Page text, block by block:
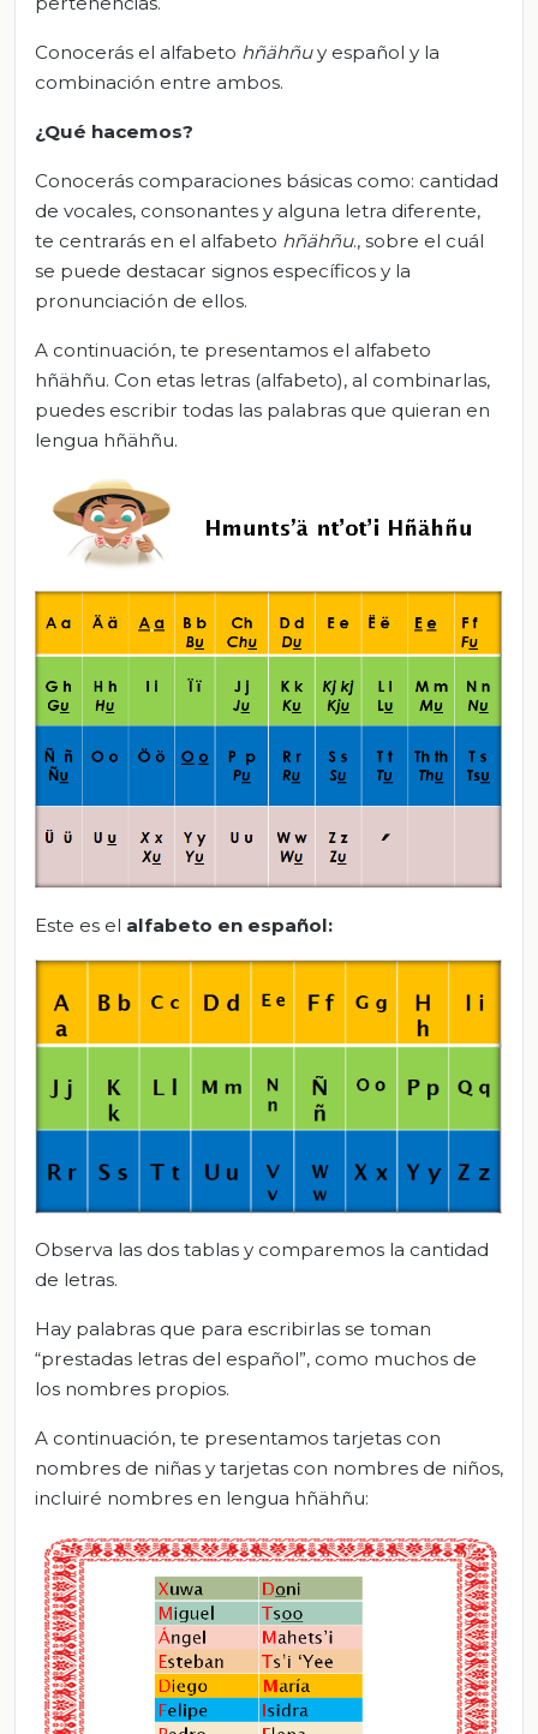
Conocerás el alfabeto hñähñuy español y la
combinación entre ambos.
¿Qué hacemos?
Conocerás comparaciones básicas como: cantidad
de vocales, consonantes y alguna letra diferente,
te centrarás en el alfabeto hñähñu., sobre el cuál
se puede destacar signos específicos y la
pronunciación de ellos.
A continuación, te presentamos el alfabeto
hñähñu. Con etas letras (alfabeto), al combinarlas,
puedes escribir todas las palabras que quieran en
lengua hñähñu.
Este es el alfabeto en español:
Observa las dos tablas y comparemos la cantidad
de letras.
Hay palabras que para escribirlas se toman
“prestadas letras del español”, como muchos de
los nombres propios.
A continuación, te presentamos tarjetas con
nombres de niñas y tarjetas con nombres de niños,
incluiré nombres en lengua hñähñu: